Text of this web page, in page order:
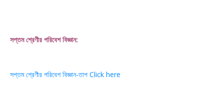
সপ্তম শ্রেণীর পরিবেশ বিজ্ঞান:
সপ্তম শ্রেণীর পরিবেশ বিজ্ঞান-তাপ Click here